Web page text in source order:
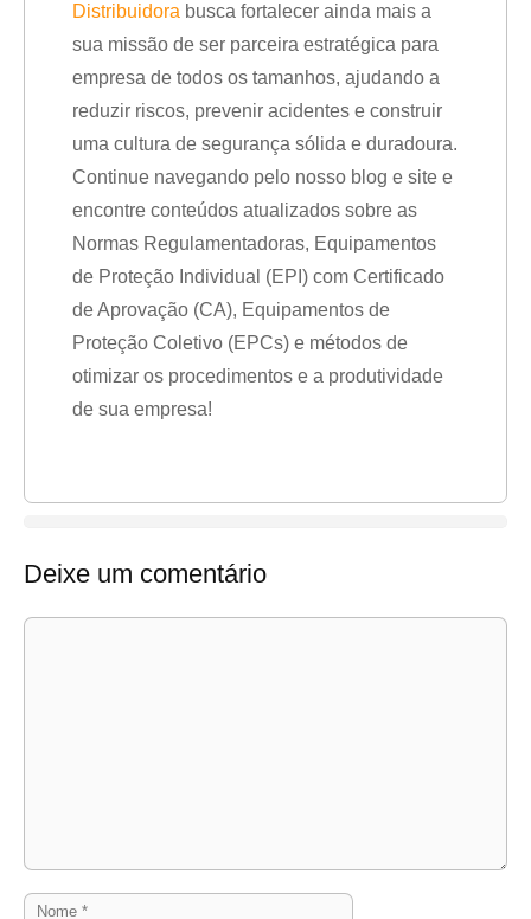
Distribuidora busca fortalecer ainda mais a
sua missão de ser parceira estratégica para
empresa de todos os tamanhos, ajudando a
reduzir riscos, prevenir acidentes e construir
uma cultura de segurança sólida e duradoura.
Continue navegando pelo nosso blog e site e
encontre conteúdos atualizados sobre as
Normas Regulamentadoras, Equipamentos
de Proteção Individual (EPI) com Certificado
de Aprovação (CA), Equipamentos de
Proteção Coletivo (EPCs) e métodos de
otimizar os procedimentos e a produtividade
de sua empresa!
Deixe um comentário
Nome